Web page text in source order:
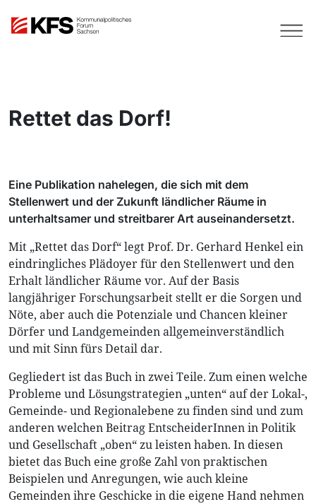
Rettet das Dorf!
Eine Publikation nahelegen, die sich mit dem
Stellenwert und der Zukunft ländlicher Räume in
unterhaltsamer und streitbarer Art auseinandersetzt.
Mit „Rettet das Dorf“ legt Prof. Dr. Gerhard Henkel ein
eindringliches Plädoyer für den Stellenwert und den
Erhalt ländlicher Räume vor. Auf der Basis
langjähriger Forschungsarbeit stellt er die Sorgen und
Nöte, aber auch die Potenziale und Chancen kleiner
Dörfer und Landgemeinden allgemeinverständlich
und mit Sinn fürs Detail dar.
Gegliedert ist das Buch in zwei Teile. Zum einen welche
Probleme und Lösungstrategien „unten“ auf der Lokal-,
Gemeinde- und Regionalebene zu finden sind und zum
anderen welchen Beitrag EntscheiderInnen in Politik
und Gesellschaft „oben“ zu leisten haben. In diesen
bietet das Buch eine große Zahl von praktischen
Beispielen und Anregungen, wie auch kleine
Gemeinden ihre Geschicke in die eigene Hand nehmen